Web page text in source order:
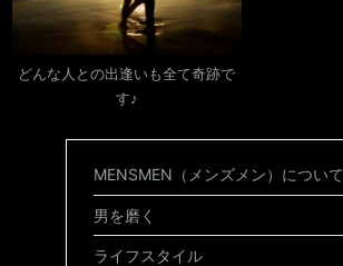
どんな人との出逢いも全て奇跡で
す♪
MENSMEN（メンズメン）について
男を磨く
ライフスタイル